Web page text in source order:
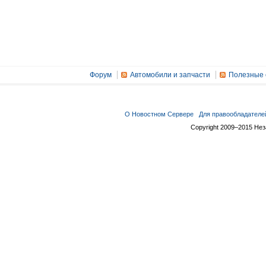
Форум Автомобили и запчасти Полезные
О Новостном Сервере
Для
Copyright 2009–2015